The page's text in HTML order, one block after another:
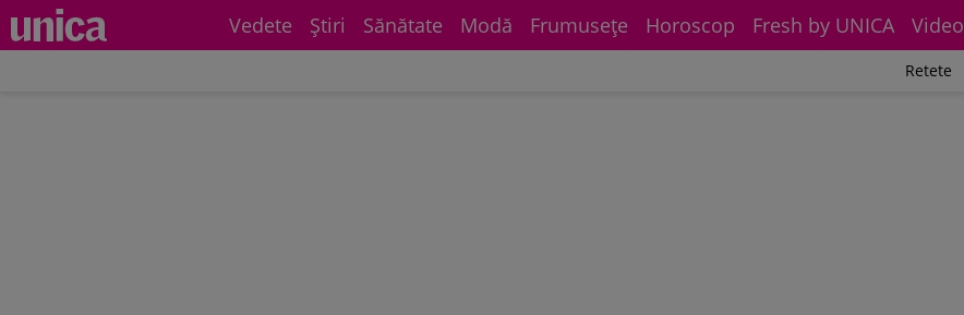
Vedete Știri Sănătate Modă Frumuseţe Horoscop Fresh by UNICA Video
Retete